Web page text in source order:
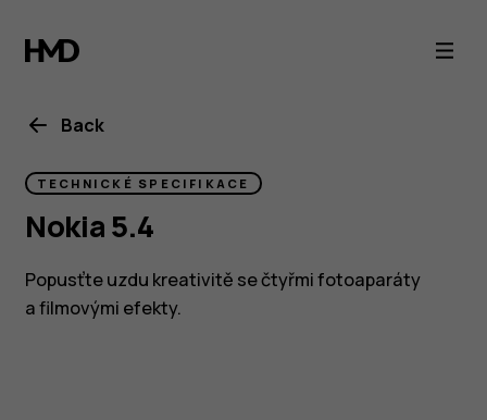
Nokia
5.4
specs
Back
TECHNICKÉ SPECIFIKACE
Nokia 5.4
Popusťte uzdu kreativitě se čtyřmi fotoaparáty
a filmovými efekty.